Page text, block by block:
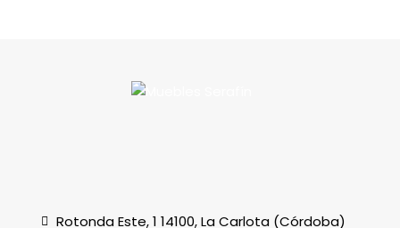
Rotonda Este, 1 14100, La Carlota (Córdoba)